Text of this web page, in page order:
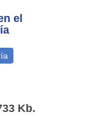
el
Kb.